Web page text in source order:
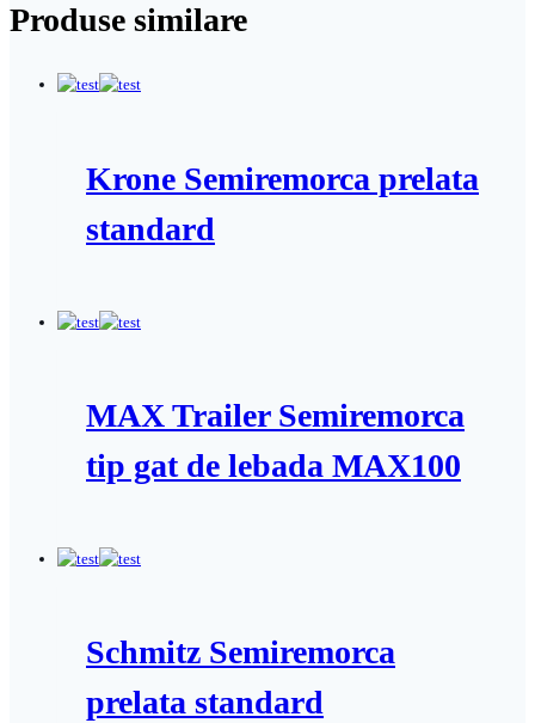
Produse similare
Krone Semiremorca prelata
standard
MAX Trailer Semiremorca
tip gat de lebada MAX100
Schmitz Semiremorca
prelata standard